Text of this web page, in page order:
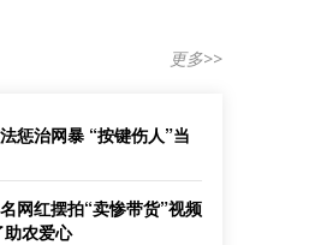
更多>>
惩治网暴 “按键伤人”当
网红摆拍“卖惨带货”视频
农爱心